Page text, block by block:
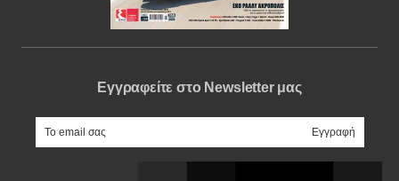
Εγγραφείτε στο Newsletter μας
e-mail